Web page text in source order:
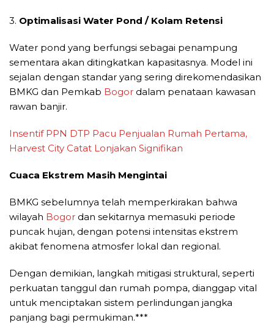
3. Optimalisasi Water Pond / Kolam Retensi
Water pond yang berfungsi sebagai penampung
sementara akan ditingkatkan kapasitasnya. Model ini
sejalan dengan standar yang sering direkomendasikan
BMKG dan Pemkab Bogor dalam penataan kawasan
rawan banjir.
Insentif PPN DTP Pacu Penjualan Rumah Pertama,
Harvest City Catat Lonjakan Signifikan
Cuaca Ekstrem Masih Mengintai
BMKG sebelumnya telah memperkirakan bahwa
wilayah Bogor dan sekitarnya memasuki periode
puncak hujan, dengan potensi intensitas ekstrem
akibat fenomena atmosfer lokal dan regional.
Dengan demikian, langkah mitigasi struktural, seperti
perkuatan tanggul dan rumah pompa, dianggap vital
untuk menciptakan sistem perlindungan jangka
panjang bagi permukiman.***